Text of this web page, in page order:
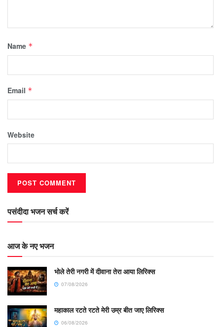
Name *
Email *
Website
पसंदीदा भजन सर्च करें
आज के नए भजन
भोले तेरी नगरी में दीवाना तेरा आया लिरिक्स
07/08/2026
महाकाल रटते रटते मेरी उम्र बीत जाए लिरिक्स
06/08/2026